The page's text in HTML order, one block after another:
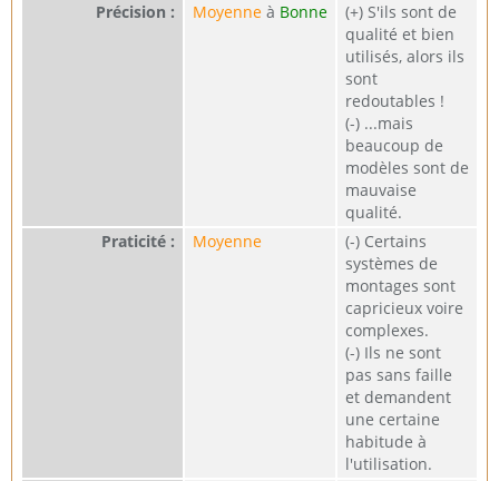
Précision :
Moyenne à Bonne
(+) S'ils sont de
qualité et bien
utilisés, alors ils
sont
redoutables !
(-) ...mais
beaucoup de
modèles sont de
mauvaise
qualité.
Praticité :
Moyenne
(-) Certains
systèmes de
montages sont
capricieux voire
complexes.
(-) Ils ne sont
pas sans faille
et demandent
une certaine
habitude à
l'utilisation.